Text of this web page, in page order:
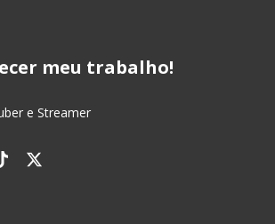
meu trabalho!
e Streamer